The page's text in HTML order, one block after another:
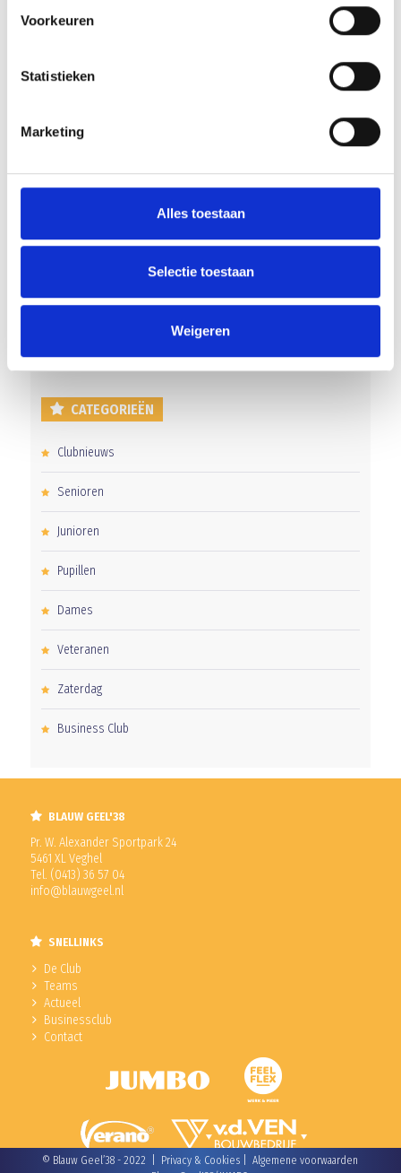
Voorkeuren
Statistieken
Marketing
Alles toestaan
Selectie toestaan
Weigeren
RECENT NIEUWS
Overwinning op Mierlo Hout
Gelijkspel in eerste oefenwedstrijd tweede blok
Word jij de volgende Pupil van de Week bij BlauwGeel?
CATEGORIEËN
Clubnieuws
Senioren
Junioren
Pupillen
Dames
Veteranen
Zaterdag
Business Club
BLAUW GEEL'38
Pr. W. Alexander Sportpark 24
5461 XL Veghel
Tel. (0413) 36 57 04
info@blauwgeel.nl
SNELLINKS
De Club
Teams
Actueel
Businessclub
Contact
© Blauw Geel’38 - 2022 | Privacy & Cookies |Algemene voorwaarden